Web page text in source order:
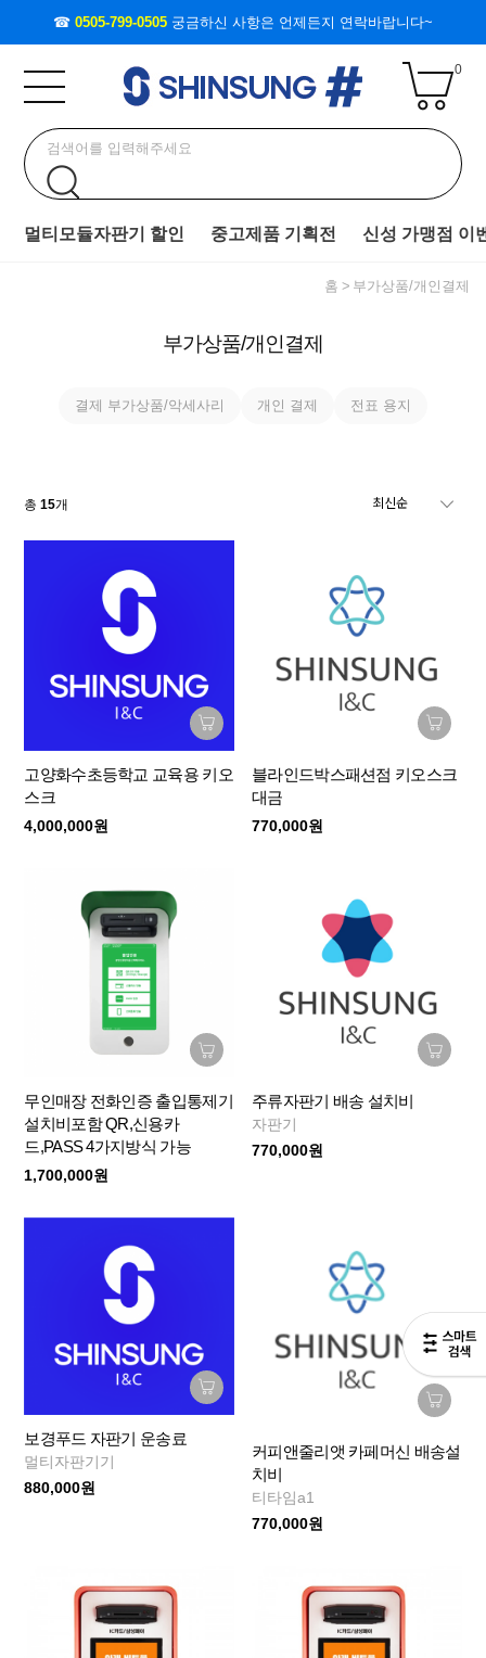
☎ 0505-799-0505 궁금하신 사항은 언제든지 연락바랍니다~
0
멀티모듈자판기 할인 중고제품 기획전 신성 가맹점 이
홈 부가상품/개인결제
부가상품/개인결제
결제 부가상품/악세사리 개인 결제 전표 용지
총15개
고양화수초등학교 교육용 키오
스크
4,000,000원
블라인드박스패션점 키오스크
대금
770,000원
무인매장 전화인증 출입통제기
설치비포함 QR,신용카
드,PASS 4가지방식 가능
1,700,000원
주류자판기 배송 설치비
자판기
770,000원
보경푸드 자판기 운송료
멀티자판기기
880,000원
커피앤줄리앳 카페머신 배송설
치비
티타임a1
770,000원